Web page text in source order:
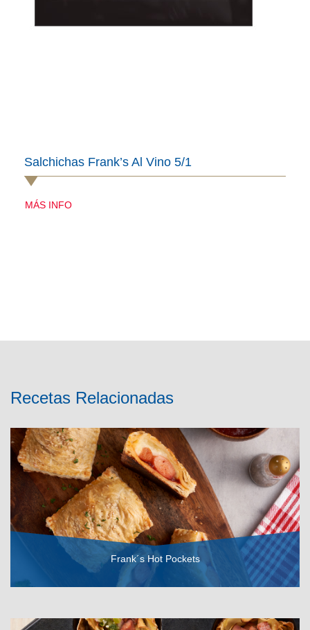
Salchichas Frank’s Al Vino 5/1
MÁS INFO
Recetas Relacionadas
Frank´s Hot Pockets